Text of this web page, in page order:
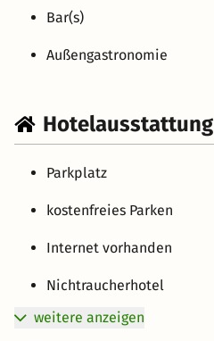
Bar(s)
Außengastronomie
Hotelausstattung
Parkplatz
kostenfreies Parken
Internet vorhanden
Nichtraucherhotel
weitere anzeigen